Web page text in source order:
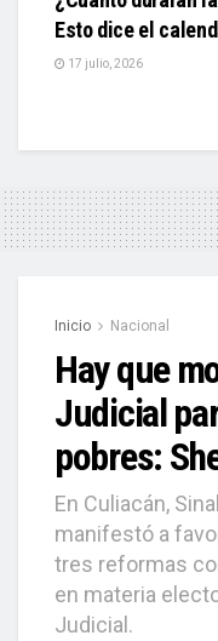
Esto dice el
17 julio, 2026
Inicio Nacional
Hay que
Judicial
pobres:
En Culiacán,
manifestó a
tres reformas
en materia
Judicial.